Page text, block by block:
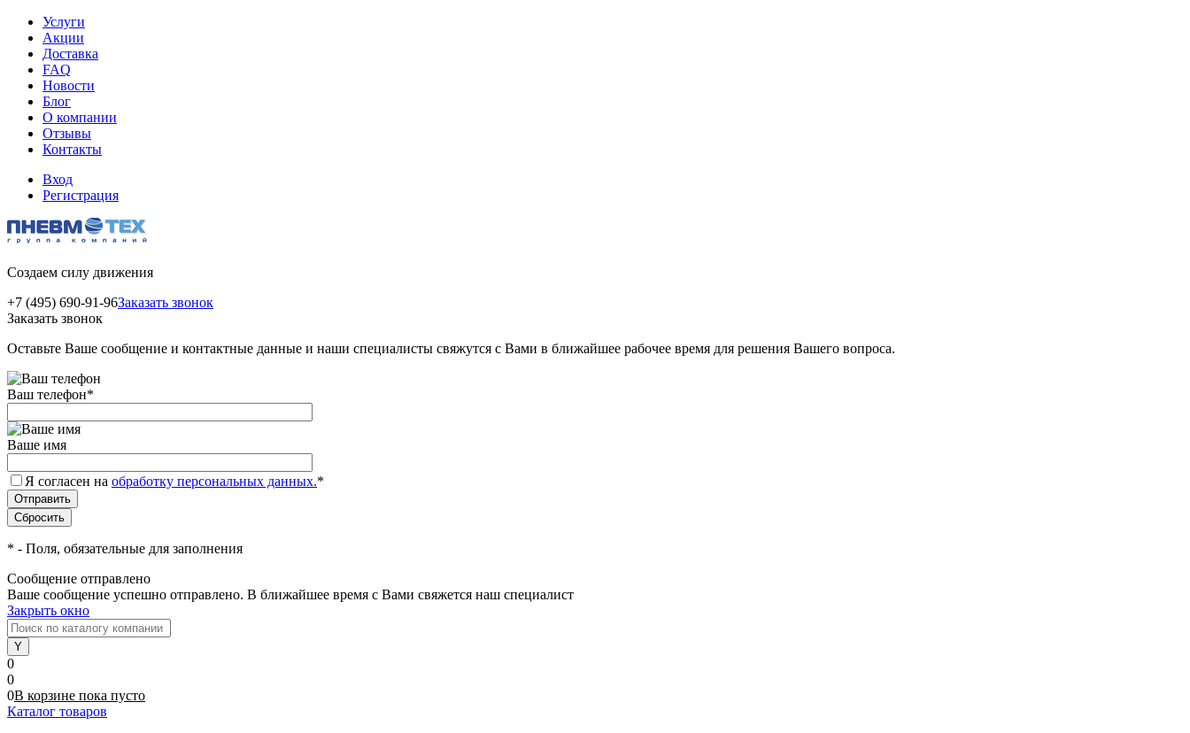
Услуги
Акции
Доставка
FAQ
Новости
Блог
О компании
Отзывы
Контакты
Вход
Регистрация
Создаем силу движения
+7 (495) 690-91-96Заказать звонок
Заказать звонок
Оставьте Ваше сообщение и контактные данные и наши специалисты свяжутся с Вами в ближайшее рабочее время для решения Вашего вопроса.
Ваш телефон*
Ваше имя
Я согласен на обработку персональных данных.*
* - Поля, обязательные для заполнения
Сообщение отправлено
Ваше сообщение успешно отправлено. В ближайшее время с Вами свяжется наш специалист
Закрыть окно
0
0
0В корзине пока пусто
Каталог товаров